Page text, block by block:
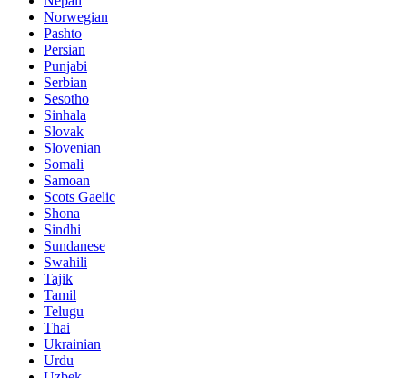
Norwegian
Pashto
Persian
Punjabi
Serbian
Sesotho
Sinhala
Slovak
Slovenian
Somali
Samoan
Scots Gaelic
Shona
Sindhi
Sundanese
Swahili
Tajik
Tamil
Telugu
Thai
Ukrainian
Urdu